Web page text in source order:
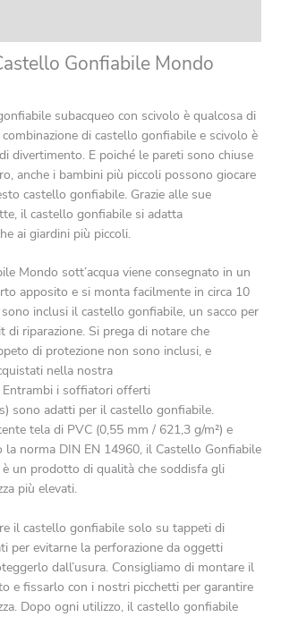
Gonfiabile Mondo
subacqueo con scivolo è qualcosa di
di castello gonfiabile e scivolo è
divertimento. E poiché le pareti sono chiuse
anche i bambini più piccoli possono giocare
castello gonfiabile. Grazie alle sue
il castello gonfiabile si adatta
ai giardini più piccoli.
Mondo sott’acqua viene consegnato in un
apposito e si monta facilmente in circa 10
sono inclusi il castello gonfiabile, un sacco per
di riparazione. Si prega di notare che
di protezione non sono inclusi, e
nella nostra
Entrambi i soffiatori offerti
sono adatti per il castello gonfiabile.
tela di PVC (0,55 mm / 621,3 g/m²) e
la norma DIN EN 14960, il Castello Gonfiabile
è un prodotto di qualità che soddisfa gli
più elevati.
il castello gonfiabile solo su tappeti di
per evitarne la perforazione da oggetti
dall’usura. Consigliamo di montare il
e fissarlo con i nostri picchetti per garantire
Dopo ogni utilizzo, il castello gonfiabile